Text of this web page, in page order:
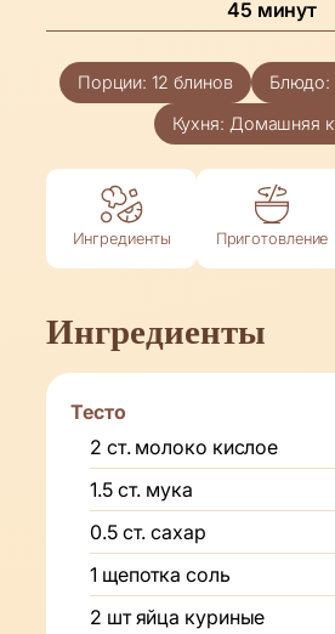
45минуты
минут
Порции: 12 блинов Блюдо:
Кухня: Домашняя
Ингредиенты Приготовление
Ингредиенты
Тесто
2 ст. молоко кислое
1.5 ст. мука
0.5 ст. сахар
1 щепотка соль
2 шт яйца куриные